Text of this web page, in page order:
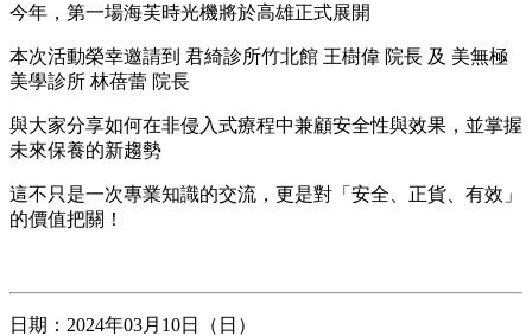
今年，第一場海芙時光機將於高雄正式展開
本次活動榮幸邀請到 君綺診所竹北館 王樹偉 院長 及 美無極
美學診所 林蓓蕾 院長
與大家分享如何在非侵入式療程中兼顧安全性與效果，並掌握
未來保養的新趨勢
這不只是一次專業知識的交流，更是對「安全、正貨、有效」
的價值把關！
日期：2024年03月10日（日）